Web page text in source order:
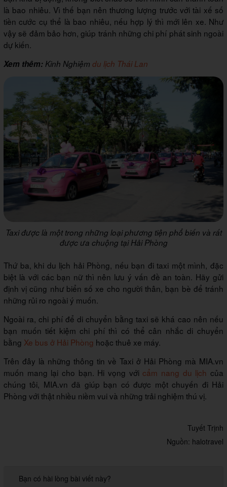
là bao nhiêu. Vì thế bạn nên thương lượng trước với tài xế số
tiền cước cụ thể là bao nhiêu, nếu hợp lý thì mới lên xe. Như
vậy sẽ đảm bảo hơn, giúp tránh những chi phí phát sinh ngoài
dự kiến.
Xem thêm: Kinh Nghiệm du lịch Thái Lan
Taxi được là một trong những loại phương tiện phổ biến và rất
được ưa chuộng tại Hải Phòng
Thứ ba, khi du lịch hải Phòng, nếu bạn đi taxi một mình, đặc
biệt là với các bạn nữ thì nên lưu ý vấn đề an toàn. Hãy gửi
định vị cũng như biển số xe cho người thân, bạn bè để tránh
những rủi ro ngoài ý muốn.
Ngoài ra, chi phí để di chuyển bằng taxi sẽ khá cao nên nếu
bạn muốn tiết kiệm chi phí thì có thể cân nhắc di chuyển
bằng Xe bus ở Hải Phòng hoặc thuê xe máy.
Trên đây là những thông tin về Taxi ở Hải Phòng mà MIA.vn
muốn mang lại cho bạn. Hi vọng với cẩm nang du lịch của
chúng tôi, MIA.vn đã giúp bạn có được một chuyến đi Hải
Phòng với thật nhiều niềm vui và những trải nghiệm thú vị.
Tuyết Trịnh
Nguồn: halotravel
Bạn có hài lòng bài viết này?